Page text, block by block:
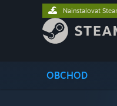
OBCHOD
Nainstalovat